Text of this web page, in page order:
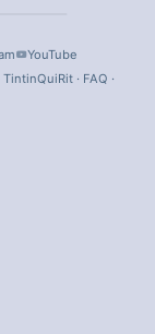
YouTube
TintinQuiRit· FAQ ·